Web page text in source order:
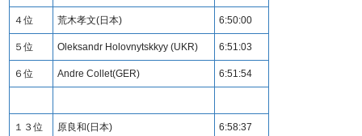
４位 荒木孝文(日本) 6:50:00
５位 Oleksandr Holovnytskkyy (UKR) 6:51:03
６位 Andre Collet(GER) 6:51:54
１３位 原良和(日本) 6:58:37